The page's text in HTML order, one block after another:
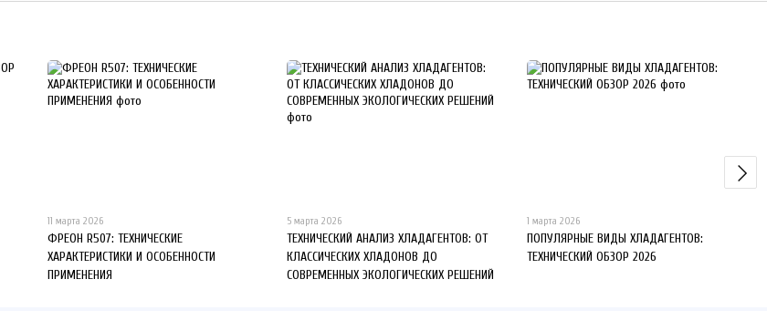
11 марта 2026
ФРЕОН R507: ТЕХНИЧЕСКИЕ
ХАРАКТЕРИСТИКИ И ОСОБЕННОСТИ
ПРИМЕНЕНИЯ
5 марта 2026
ТЕХНИЧЕСКИЙ АНАЛИЗ ХЛАДАГЕНТОВ: ОТ
КЛАССИЧЕСКИХ ХЛАДОНОВ ДО
СОВРЕМЕННЫХ ЭКОЛОГИЧЕСКИХ РЕШЕНИЙ
1 марта 2026
ПОПУЛЯРНЫЕ ВИДЫ ХЛАДАГЕНТОВ:
ТЕХНИЧЕСКИЙ ОБЗОР 2026